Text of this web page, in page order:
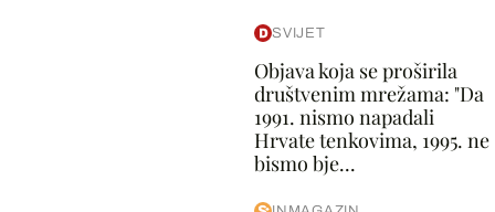
SVIJET
Objava koja se proširila
društvenim mrežama: "Da
1991. nismo napadali
Hrvate tenkovima, 1995. ne
bismo bje...